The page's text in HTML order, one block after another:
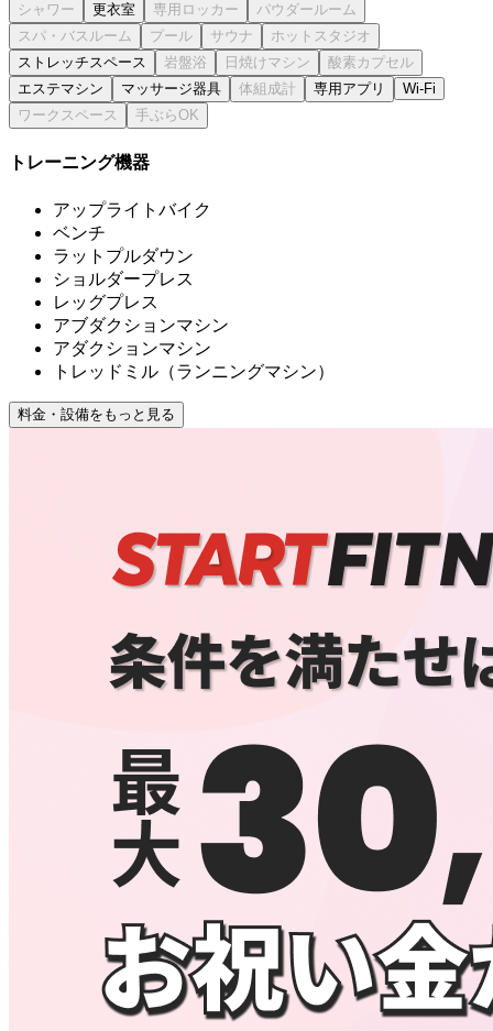
更衣室
ストレッチスペース
エステマシン
マッサージ器具 専用アプリ Wi-Fi
トレーニング機器
アップライトバイク
ベンチ
ラットプルダウン
ショルダープレス
レッグプレス
アブダクションマシン
アダクションマシン
トレッドミル（ランニングマシン）
料金・設備をもっと見る